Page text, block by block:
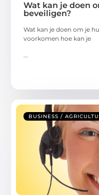
Wat kan je doen
beveiligen?
Wat kan je doen om je
voorkomen hoe kan je
BUSINESS /